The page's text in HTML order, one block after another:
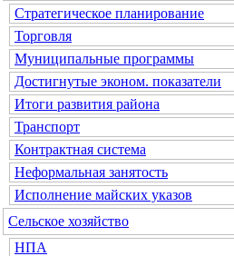
Стратегическое планирование
Торговля
Муниципальные программы
Достигнутые эконом. показатели
Итоги развития района
Транспорт
Контрактная система
Неформальная занятость
Исполнение майских указов
Сельское хозяйство
НПА